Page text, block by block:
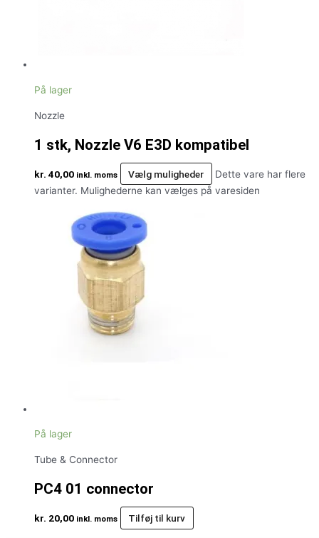
På lager
Nozzle
1 stk, Nozzle V6 E3D kompatibel
kr. 40,00 inkl. moms Vælg muligheder
Dette vare har flere
varianter. Mulighederne kan vælges på varesiden
På lager
Tube & Connector
PC4 01 connector
kr. 20,00 inkl. moms Tilføj til kurv